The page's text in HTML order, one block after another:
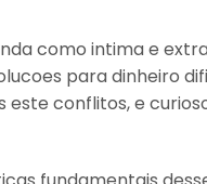
como intima e
para dinheiro
conflitos, e